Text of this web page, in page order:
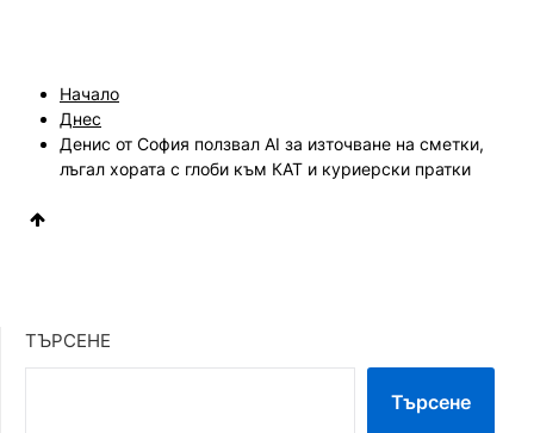
Начало
Днес
Денис от София ползвал AI за източване на сметки,
лъгал хората с глоби към КАТ и куриерски пратки
ТЪРСЕНЕ
Търсене